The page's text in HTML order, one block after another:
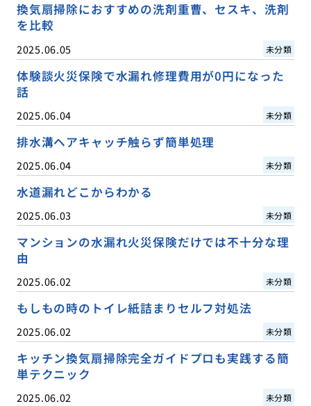
換気扇掃除におすすめの洗剤重曹、セスキ、洗剤
を比較
2025.06.05 未分類
体験談火災保険で水漏れ修理費用が0円になった
話
2025.06.04 未分類
排水溝ヘアキャッチ触らず簡単処理
2025.06.04 未分類
水道漏れどこからわかる
2025.06.03 未分類
マンションの水漏れ火災保険だけでは不十分な理
由
2025.06.02 未分類
もしもの時のトイレ紙詰まりセルフ対処法
2025.06.02 未分類
キッチン換気扇掃除完全ガイドプロも実践する簡
単テクニック
2025.06.02 未分類